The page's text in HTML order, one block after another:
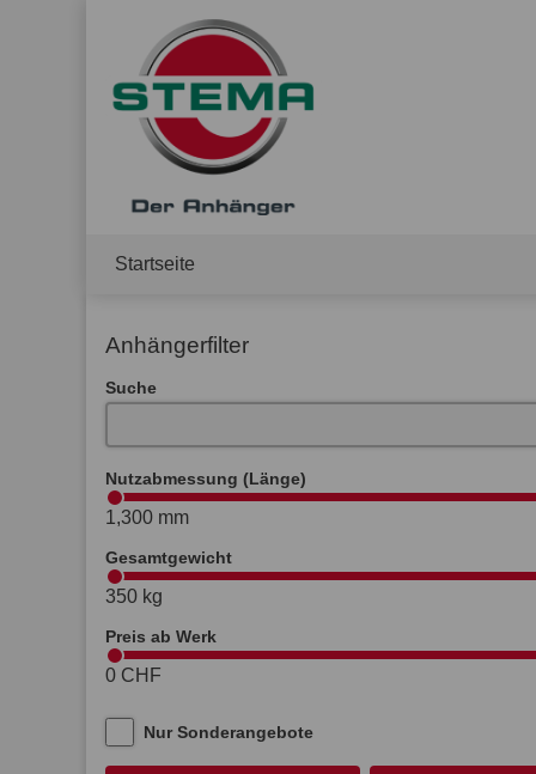
Startseite
Anhängerfilter
Suche
Nutzabmessung (Länge)
1,300 mm
Gesamtgewicht
350 kg
Preis ab Werk
0 CHF
Nur Sonderangebote